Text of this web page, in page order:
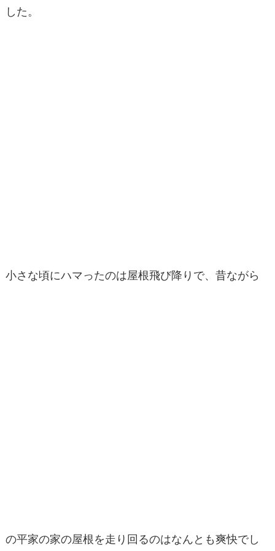
した。
小さな頃にハマったのは屋根飛び降りで、昔ながら
の平家の家の屋根を走り回るのはなんとも爽快でし